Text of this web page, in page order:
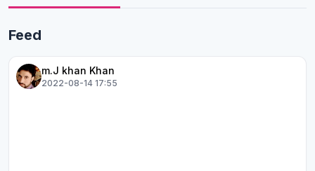
Feed
m.J khan Khan
2022-08-14 17:55